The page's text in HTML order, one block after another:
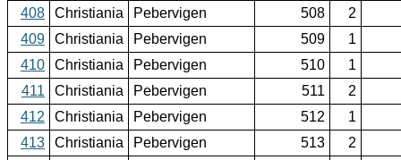
408
Christiania Pebervigen 508
2
409
Christiania Pebervigen 509
1
410
Christiania Pebervigen 510
1
411
Christiania Pebervigen 511
2
412
Christiania Pebervigen 512
1
413
Christiania Pebervigen 513
2